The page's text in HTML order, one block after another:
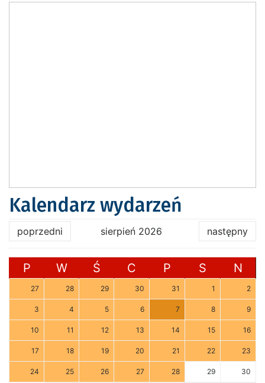
Kalendarz wydarzeń
poprzedni sierpień 2026 następny
P W Ś C P S N
27 28 29 30 31 1 2
3 4 5 6 7 8 9
10 11 12 13 14 15 16
17 18 19 20 21 22 23
24 25 26 27 28 29 30